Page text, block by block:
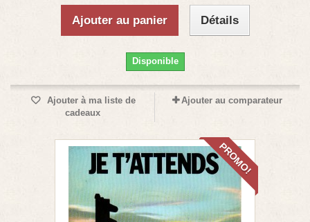
Ajouter au panier Détails
Disponible
Ajouter à ma liste de
cadeaux
Ajouter au comparateur
PROMO!